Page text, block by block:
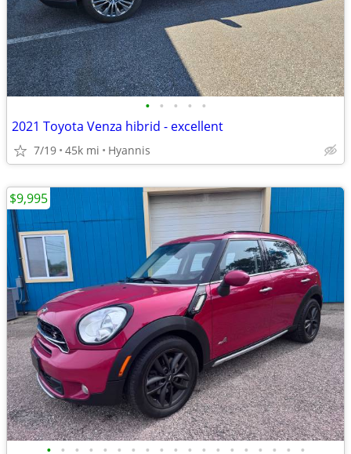
• • • • •
2021 Toyota Venza hibrid - excellent
7/19 45k mi Hyannis
• • • • • • • • • • • • • • • • • • •
$9,995